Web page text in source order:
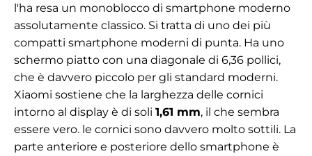
l'ha resa un monoblocco di smartphone moderno
assolutamente classico. Si tratta di uno dei più
compatti smartphone moderni di punta. Ha uno
schermo piatto con una diagonale di 6,36 pollici,
che è davvero piccolo per gli standard moderni.
Xiaomi sostiene che la larghezza delle cornici
intorno al display è di soli 1,61 mm, il che sembra
essere vero. le cornici sono davvero molto sottili. La
parte anteriore e posteriore dello smartphone è